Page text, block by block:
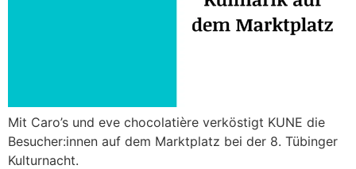
Mit Caro’s und eve chocolatière verköstigt KUNE die
Besucher:innen auf dem Marktplatz bei der 8. Tübinger
Kulturnacht.